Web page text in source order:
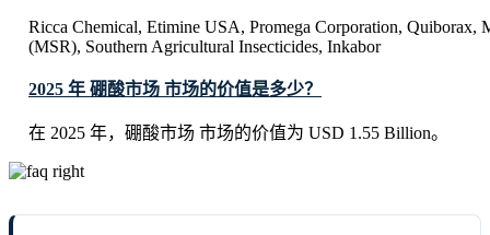
Ricca Chemical, Etimine USA, Promega Corporation, Quiborax,
(MSR), Southern Agricultural Insecticides, Inkabor
2025 年 硼酸市场 市场的价值是多少？
在 2025 年，硼酸市场 市场的价值为 USD 1.55 Billion。